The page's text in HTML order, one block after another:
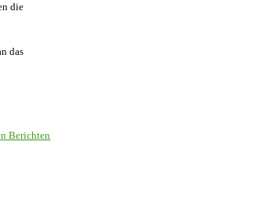
die
das
Berichten